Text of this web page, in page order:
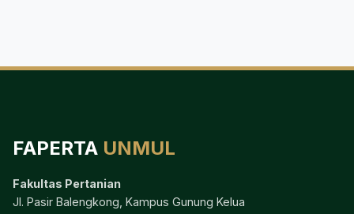
FAPERTA UNMUL
Fakultas Pertanian
Jl. Pasir Balengkong, Kampus Gunung Kelua